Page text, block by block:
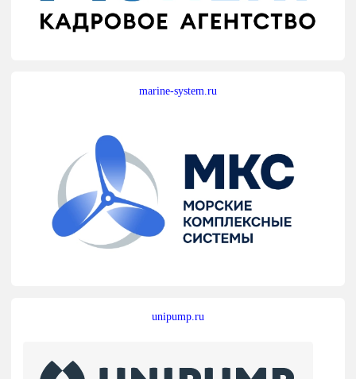
marine-system.ru
unipump.ru